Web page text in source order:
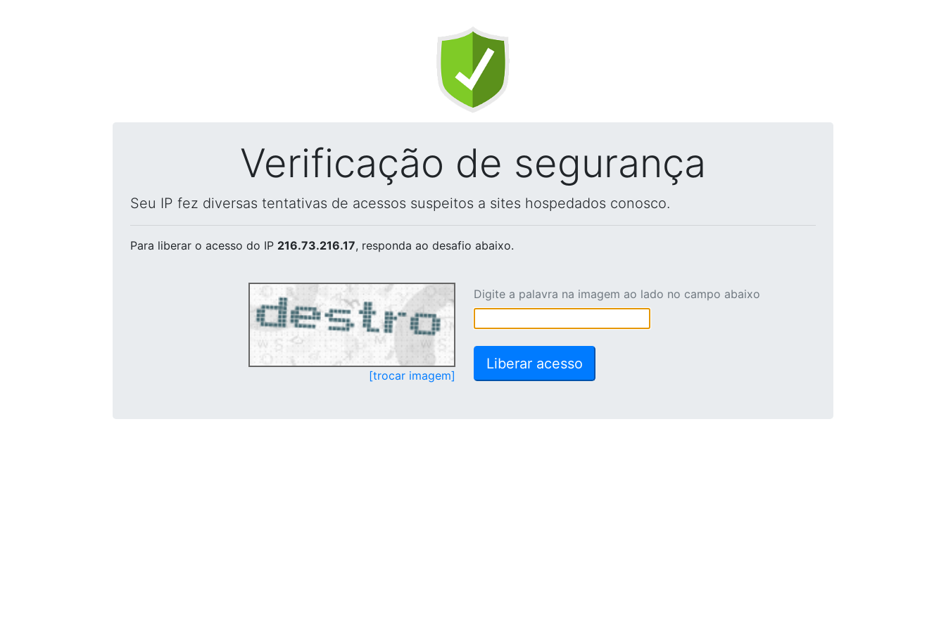
Verificação de segurança
Seu IP fez diversas tentativas de acessos suspeitos a sites hospedados conosco.
Para liberar o acesso do IP 216.73.216.17, responda ao desafio abaixo.
[trocar imagem]
Digite a palavra na imagem ao lado no campo abaixo